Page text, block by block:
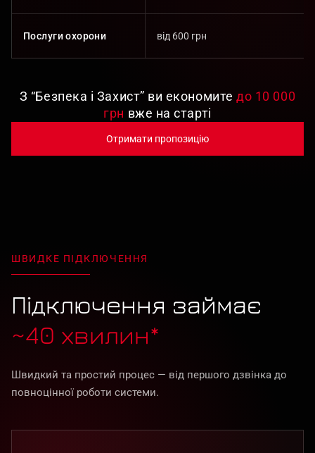
Послуги охорони від 600 грн
З “Безпека і Захист” ви економитедо 10 000
грн вже на старті
Отримати пропозицію
ШВИДКЕ ПІДКЛЮЧЕННЯ
Підключення займає
~40 хвилин*
Швидкий та простий процес — від першого дзвінка до
повноцінної роботи системи.